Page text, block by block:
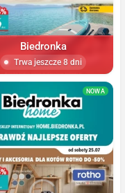
Biedronka
Trwa jeszcze 8 dni
NOWA